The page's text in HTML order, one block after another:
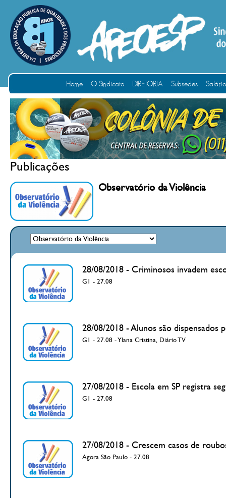
Home O Sindicato DIRETORIA Subsedes
Publicações
Observatório da Violência
28/08/2018 - Criminosos invadem
G1 - 27.08
28/08/2018 - Alunos são dispensados
G1 - 27.08 - Ylana Cristina, Diário TV
27/08/2018 - Escola em SP registra
G1 - 27.08
27/08/2018 - Crescem casos de
Agora São Paulo - 27.08